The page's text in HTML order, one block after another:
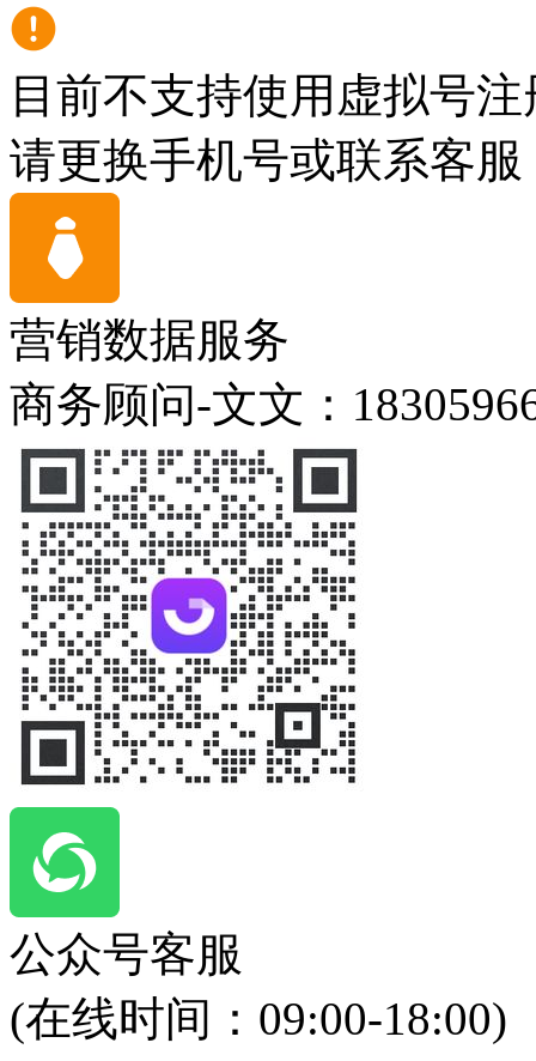
目前不支持使用虚拟号注
请更换手机号或联系客服
营销数据服务
商务顾问-文文：
公众号客服
(在线时间： 09:00-18:00)